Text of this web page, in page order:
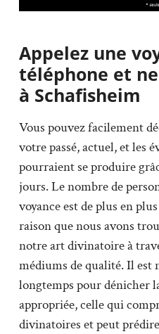
Appelez une
téléphone et
à Schafisheim
Vous pouvez facilement
votre passé, actuel, et les
pourraient se produire
jours. Le nombre de
voyance est de plus en
raison que nous avons
notre art divinatoire à
médiums de qualité. Il est
longtemps pour dénicher
appropriée, celle qui
divinatoires et peut